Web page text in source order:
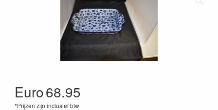
Euro68.95
*Prijzen zijn inclusief btw